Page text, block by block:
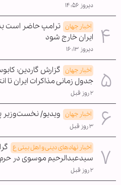
دیروز ۱۴:۵۶
اخبار جهان ترامپ حاضر است
ایران خارج شود
دیروز ۱۶:۱۳
اخبار جهان گزارش گاردین:
جدول زمانی مذاکرات ایران تا
۲ روز قبل
اخبار جهان ویدیو/ نخست‌وزیر
۳ روز قبل
اخبار نهادهای دینی و اهل بیتی ع
سیدعبدالرحیم موسوی در
۲ روز قبل